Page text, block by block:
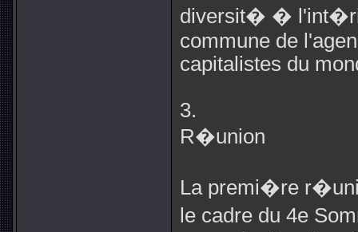
diversit� �
commune de
capitalistes du
3.
R�union
La premi�re
le cadre du 4e